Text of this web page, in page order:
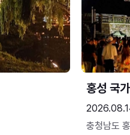
홍성 국
충청남도